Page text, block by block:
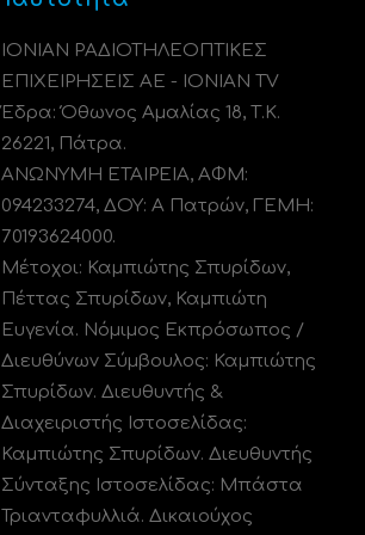
ΙΟΝΙΑΝ ΡΑΔΙΟΤΗΛΕΟΠΤΙΚΕΣ
ΕΠΙΧΕΙΡΗΣΕΙΣ ΑΕ - IONIAN TV
Έδρα: Όθωνος Αμαλίας 18, Τ.Κ.
26221, Πάτρα.
ΑΝΩΝΥΜΗ ΕΤΑΙΡΕΙΑ, ΑΦΜ:
094233274, ΔΟΥ: A Πατρών, ΓΕΜΗ:
70193624000.
Μέτοχοι: Καμπιώτης Σπυρίδων,
Πέττας Σπυρίδων, Καμπιώτη
Ευγενία. Νόμιμος Εκπρόσωπος /
Διευθύνων Σύμβουλος: Καμπιώτης
Σπυρίδων. Διευθυντής &
Διαχειριστής Ιστοσελίδας:
Καμπιώτης Σπυρίδων. Διευθυντής
Σύνταξης Ιστοσελίδας: Μπάστα
Τριανταφυλλιά. Δικαιούχος